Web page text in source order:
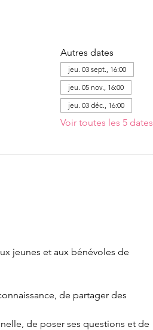
Autres dates
jeu. 03 sept., 16:00
jeu. 05 nov., 16:00
jeu. 03 déc., 16:00
Voir toutes les 5 dates
jeunes et aux bénévoles de
de poser ses questions et de